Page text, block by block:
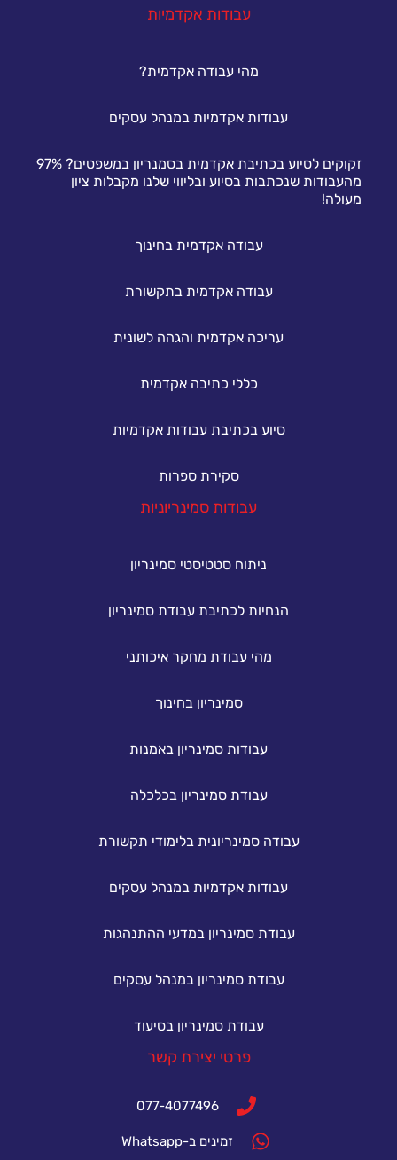
עבודות אקדמיות
מהי עבודה אקדמית?
עבודות אקדמיות במנהל עסקים
זקוקים לסיוע בכתיבת אקדמית בסמנריון במשפטים? 97%
מהעבודות שנכתבות בסיוע ובליווי שלנו מקבלות ציון
מעולה!
עבודה אקדמית בחינוך
עבודה אקדמית בתקשורת
עריכה אקדמית והגהה לשונית
כללי כתיבה אקדמית
סיוע בכתיבת עבודות אקדמיות
סקירת ספרות
עבודות סמינריוניות
ניתוח סטטיסטי סמינריון
הנחיות לכתיבת עבודת סמינריון
מהי עבודת מחקר איכותני
סמינריון בחינוך
עבודות סמינריון באמנות
עבודת סמינריון בכלכלה
עבודה סמינריונית בלימודי תקשורת
עבודות אקדמיות במנהל עסקים
עבודת סמינריון במדעי ההתנהגות
עבודת סמינריון במנהל עסקים
עבודת סמינריון בסיעוד
פרטי יצירת קשר
077-4077496
זמינים ב-Whatsapp